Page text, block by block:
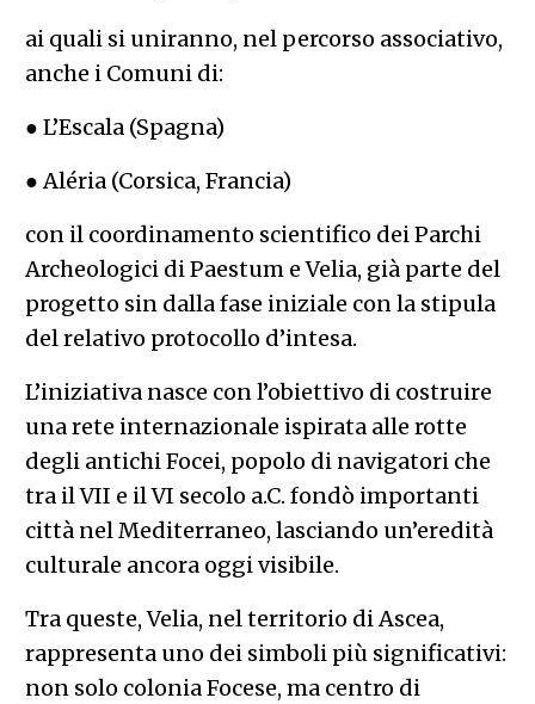
ai quali si uniranno, nel percorso associativo,
anche i Comuni di:
● L’Escala (Spagna)
● Aléria (Corsica, Francia)
con il coordinamento scientifico dei Parchi
Archeologici di Paestum e Velia, già parte del
progetto sin dalla fase iniziale con la stipula
del relativo protocollo d’intesa.
L’iniziativa nasce con l’obiettivo di costruire
una rete internazionale ispirata alle rotte
degli antichi Focei, popolo di navigatori che
tra il VII e il VI secolo a.C. fondò importanti
città nel Mediterraneo, lasciando un’eredità
culturale ancora oggi visibile.
Tra queste, Velia, nel territorio di Ascea,
rappresenta uno dei simboli più significativi:
non solo colonia Focese, ma centro di